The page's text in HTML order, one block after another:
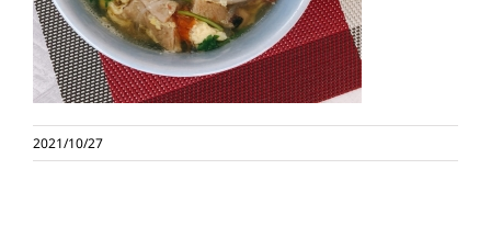
2021/10/27